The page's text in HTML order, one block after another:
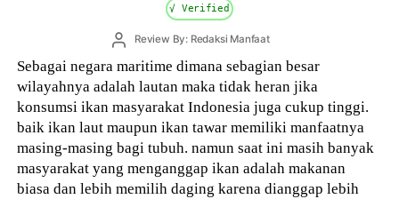
√ Verified
PostReview By: Redaksi Manfaat
Sebagai negara maritime dimana sebagian besar
wilayahnya adalah lautan maka tidak heran jika
konsumsi ikan masyarakat Indonesia juga cukup tinggi.
baik ikan laut maupun ikan tawar memiliki manfaatnya
masing-masing bagi tubuh. namun saat ini masih banyak
masyarakat yang menganggap ikan adalah makanan
biasa dan lebih memilih daging karena dianggap lebih